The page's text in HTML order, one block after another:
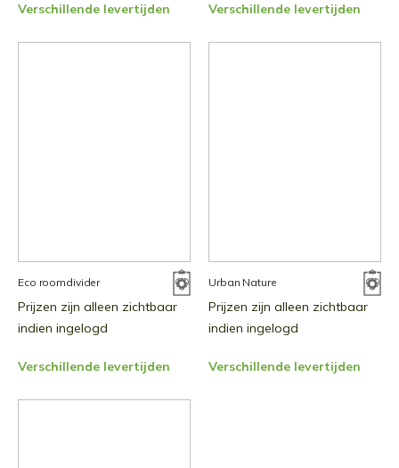
Verschillende levertijden Verschillende levertijden
Eco roomdivider
Prijzen zijn alleen zichtbaar
indien ingelogd
Verschillende levertijden
Urban Nature
Prijzen zijn alleen zichtbaar
indien ingelogd
Verschillende levertijden